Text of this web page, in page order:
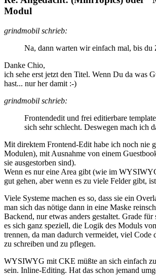
Modul
grindmobil schrieb:
Na, dann warten wir einfach mal, bis du
Danke Chio,
ich sehe erst jetzt den Titel. Wenn Du da was
hast... nur her damit :-)
grindmobil schrieb:
Frontendedit und frei editierbare
sich sehr schlecht. Deswegen mach ich
Mit direktem Frontend-Edit habe ich noch nie
Modulen), mit Ausnahme von einem
sie ausgestorben sind).
Wenn es nur eine Area gibt (wie im
gut gehen, aber wenn es zu viele Felder gibt,
Viele Systeme machen es so, dass sie ein
man sich das nötige dann in eine Maske
Backend, nur etwas anders gestaltet. Grade
es sich ganz speziell, die Logik des Moduls
trennen, da man dadurch vermeidet, viel Code
zu schreiben und zu pflegen.
WYSIWYG mit CKE müßte an sich einfach
sein. Inline-Editing. Hat das schon jemand